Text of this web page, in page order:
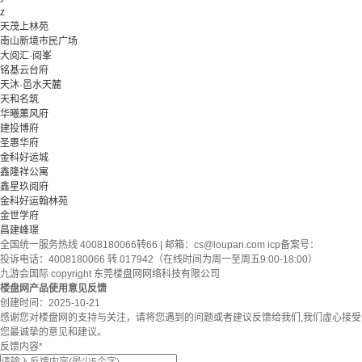
z
天茂上林苑
南山新境市民广场
大阅汇·阅峯
铭基云台府
天沐·邑水天麓
天和名筑
华曦薰风府
建投博府
圣惠华府
金科好运城
鑫隆祥公寓
鑫星玖阅府
金科好运翰林苑
金世学府
昌建峰璟
全国统一服务热线 4008180066转66 | 邮箱： cs@loupan.com icp备案号：
投诉电话：4008180066 转 017942（在线时间为周一至周五9:00-18:00）
九游会国际 copyright 东莞楼盘网网络科技有限公司
楼盘网产品使用意见反馈
创建时间： 2025-10-21
感谢您对楼盘网的支持与关注，请将您遇到的问题或者建议反馈给我们,我们虚心接受
您最诚挚的意见和建议。
反馈内容*